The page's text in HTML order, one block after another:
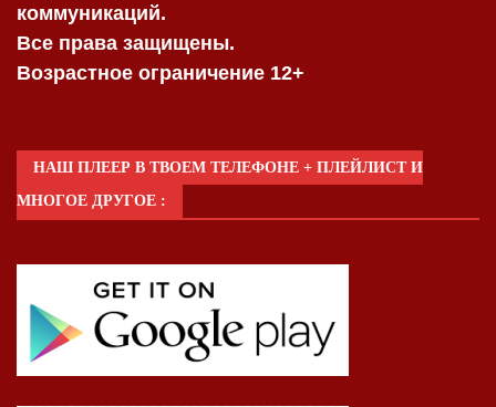
коммуникаций.
Все права защищены.
Возрастное ограничение 12+
НАШ ПЛЕЕР В ТВОЕМ ТЕЛЕФОНЕ + ПЛЕЙЛИСТ И
МНОГОЕ ДРУГОЕ :